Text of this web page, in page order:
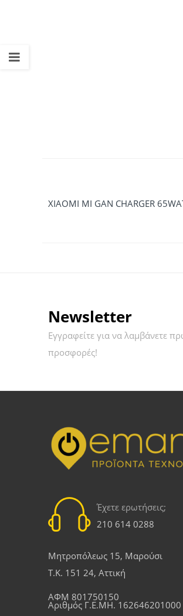
XIAOMI MI GAN CHARGER
Newsletter
Εγγραφείτε για να λαμβάνετε
προσφορές!
Έχετε ερωτήσεις;
210 614 0288
Μητροπόλεως 15, Μαρούσι
Τ.Κ. 151 24, Αττική
ΑΦΜ 801750150
Αριθμός Γ.Ε.ΜΗ. 162646201000